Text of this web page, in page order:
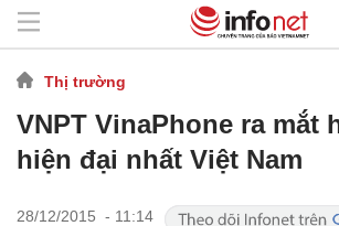
Thị trường
VNPT VinaPhone ra mắt
hiện đại nhất Việt Nam
28/12/2015 - 11:14